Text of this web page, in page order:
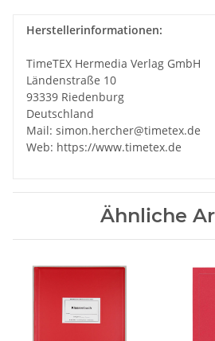
Herstellerinformationen:
TimeTEX Hermedia Verlag GmbH
Ländenstraße 10
93339 Riedenburg
Deutschland
Mail: simon.hercher@timetex.de
Web: https://www.timetex.de
Ähnliche